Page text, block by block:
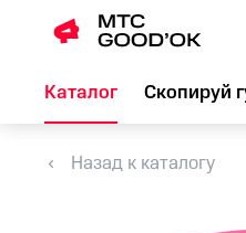
Каталог Скопируй
Назад к каталогу